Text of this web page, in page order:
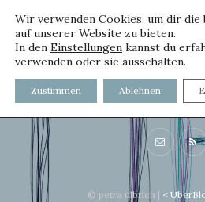
voller worte -
© petra ulbrich | <
Wir verwenden Cookies, um dir
auf unserer Website zu bieten.
In den Einstellungen kannst du
verwenden oder sie ausschalten.
Zustimmen Ablehnen